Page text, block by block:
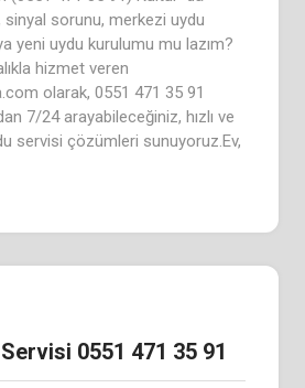
sinyal sorunu, merkezi uydu
yeni uydu kurulumu mu lazım?
hizmet veren
olarak, 0551 471 35 91
7/24 arayabileceğiniz, hızlı ve
servisi çözümleri sunuyoruz.Ev,
0551 471 35 91